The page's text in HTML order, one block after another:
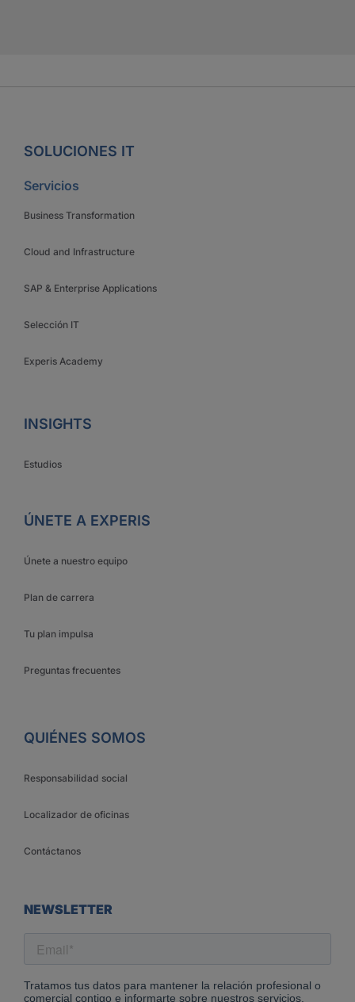
SOLUCIONES IT
Servicios
Business Transformation
Cloud and Infrastructure
SAP & Enterprise Applications
Selección IT
Experis Academy
INSIGHTS
Estudios
ÚNETE A EXPERIS
Únete a nuestro equipo
Plan de carrera
Tu plan impulsa
Preguntas frecuentes
QUIÉNES SOMOS
Responsabilidad social
Localizador de oficinas
Contáctanos
NEWSLETTER